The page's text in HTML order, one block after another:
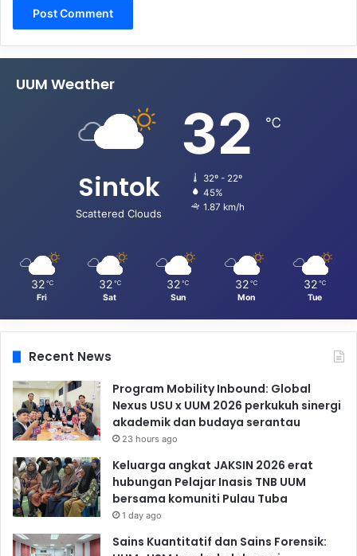
UUM Weather
Sintok
Scattered Clouds
32 ℃
32º - 22º
45%
1.87 km/h
32 ℃
Fri
32 ℃
Sat
32 ℃
Sun
32 ℃
Mon
32 ℃
Tue
Recent News
Program Mobility Inbound: Global
Nexus USU x UUM 2026 perkukuh sinergi
akademik dan budaya serantau
23 hours ago
Keluarga angkat JAKSIN 2026 erat
hubungan Pelajar Inasis TNB UUM
bersama komuniti Pulau Tuba
1 day ago
Sains Kuantitatif dan Sains Forensik: